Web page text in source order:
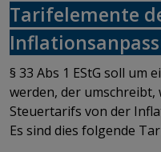
Tarifelemente
§ 33 Abs 1 EStG soll um
werden, der umschreibt,
Steuertarifs von der
Es sind dies folgende